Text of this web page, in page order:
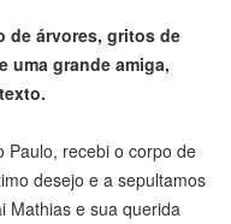
de árvores, gritos de
uma grande amiga,
Paulo, recebi o corpo de
desejo e a sepultamos
Mathias e sua querida